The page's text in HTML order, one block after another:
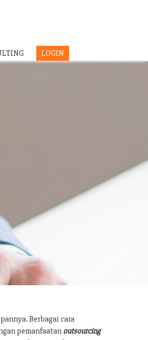
LOGIN
Berbagai cara
pemanfaatan outsourcing